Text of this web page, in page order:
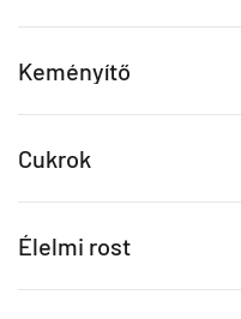
Keményítő
Cukrok
Élelmi rost